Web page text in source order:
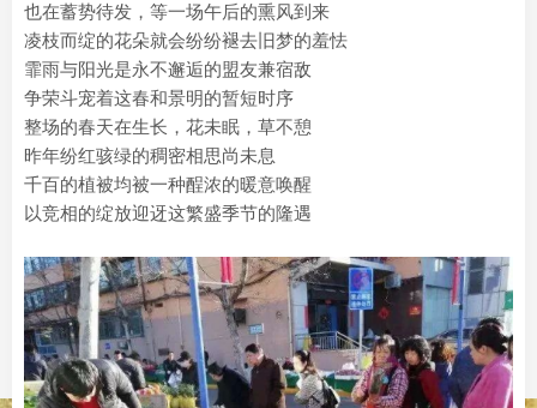
也在蓄势待发，等一场午后的熏风到来
凌枝而绽的花朵就会纷纷褪去旧梦的羞怯
霏雨与阳光是永不邂逅的盟友兼宿敌
争荣斗宠着这春和景明的暂短时序
整场的春天在生长，花未眠，草不憩
昨年纷红骇绿的稠密相思尚未息
千百的植被均被一种酲浓的暖意唤醒
以竞相的绽放迎迓这繁盛季节的隆遇